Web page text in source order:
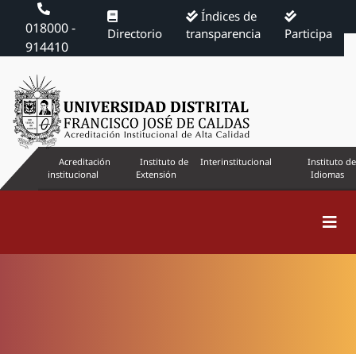
018000 -
914410
Directorio
Índices de
transparencia
Participa
Acreditación
institucional
Instituto de
Extensión
Interinstitucional
Instituto de
Idiomas